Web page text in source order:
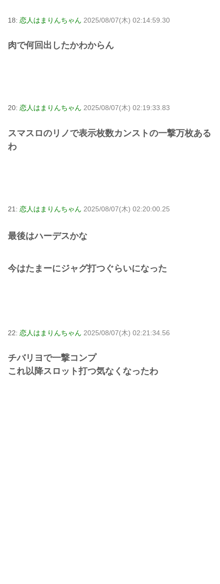
18: 恋人はまりんちゃん 2025/08/07(木) 02:14:59.30
肉で何回出したかわからん
20: 恋人はまりんちゃん 2025/08/07(木) 02:19:33.83
スマスロのリノで表示枚数カンストの一撃万枚ある
わ
21: 恋人はまりんちゃん 2025/08/07(木) 02:20:00.25
最後はハーデスかな
今はたまーにジャグ打つぐらいになった
22: 恋人はまりんちゃん 2025/08/07(木) 02:21:34.56
チバリヨで一撃コンプ
これ以降スロット打つ気なくなったわ